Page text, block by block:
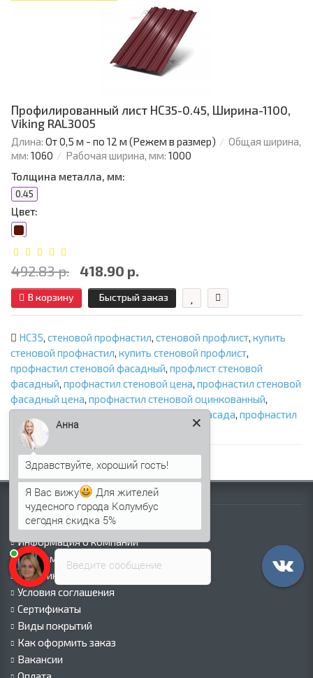
Профилированный лист НС35-0.45, Ширина-1100,
Viking RAL3005
Длина: От 0,5 м - по 12 м (Режем в размер)
Общая ширина,
мм: 1060 Рабочая ширина, мм: 1000
Толщина металла, мм:
0.45
Цвет:
492.83 р. 418.90 р.
В корзину Быстрый заказ
НС35, стеновой профнастил, стеновой профлист, купить
стеновой профнастил, купить стеновой профлист,
профнастил стеновой фасадный, профлист стеновой
фасадный, профнастил стеновой цена, профнастил стеновой
фасадный цена, профнастил стеновой оцинкованный,
профлист для фасада, профнастил
НС35
профлист НС35
Информация
Палитра RAL
Информация о компании
Информация о доставке
Политика безопасности
Условия соглашения
Сертификаты
Виды покрытий
Как оформить заказ
Вакансии
Введите сообщение
Анна
Я Вас вижу
Для жителей
чудесного города Колумбус
сегодня скидка 5%